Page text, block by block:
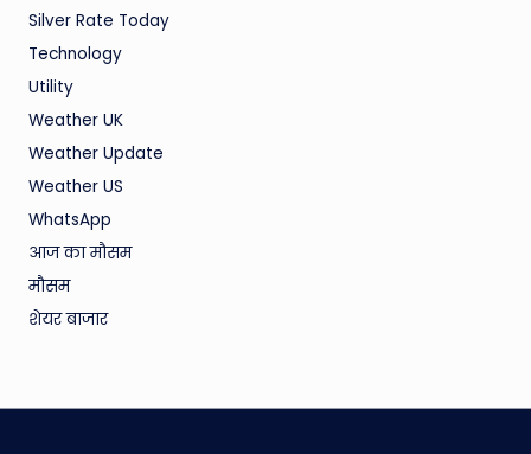
Silver Rate Today
Technology
Utility
Weather UK
Weather Update
Weather US
WhatsApp
आज का मौसम
मौसम
शेयर बाजार